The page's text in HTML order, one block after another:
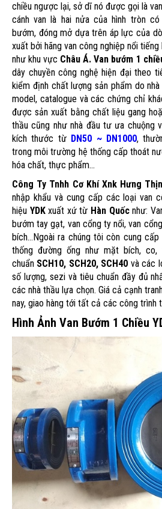
chiều ngược lại, sở dĩ nó được gọi là
cánh van là hai nửa của hình tròn
bướm, đóng mở dựa trên áp lực của
xuất bởi hãng van công nghiệp nổi tiếng
như khu vực Châu Á. Van bướm 1
dây chuyền công nghệ hiện đại theo
kiểm định chất lượng sản phẩm do
model, catalogue và các chứng chỉ
được sản xuất bằng chất liệu gang
thầu cũng như nhà đầu tư ưa chuộng
kích thước từ DN50 ~ DN1000,
trong môi trường hệ thống cấp thoát
hóa chất, thực phẩm...
Công Ty Tnhh Cơ Khí Xnk Hưng
nhập khẩu và cung cấp các loại van
hiệu YDKxuất xứ từ Hàn Quốcnhư:
bướm tay gạt, van cổng ty nổi, van
bích...Ngoài ra chúng tôi còn cung
thống đường ống như mặt bích, co,
chuẩn SCH10, SCH20, SCH40 và các
số lượng, sezi và tiêu chuẩn đầy đủ
các nhà thầu lựa chọn. Giá cả cạnh
nay, giao hàng tới tất cả các công trình
Hình Ảnh Van Bướm 1 Chiều